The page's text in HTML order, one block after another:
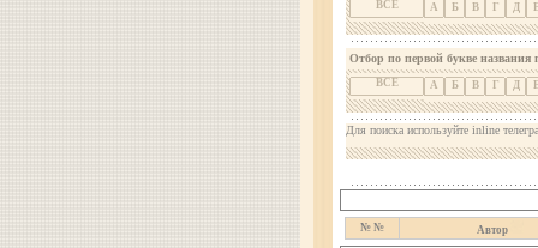
ВСЕ А Б В Г Д
Отбор по первой букве названия
ВСЕ А Б В Г Д
Для поиска используйте inline
№ № Автор